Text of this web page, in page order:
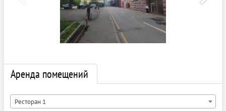
Аренда помещений
Ресторан 1